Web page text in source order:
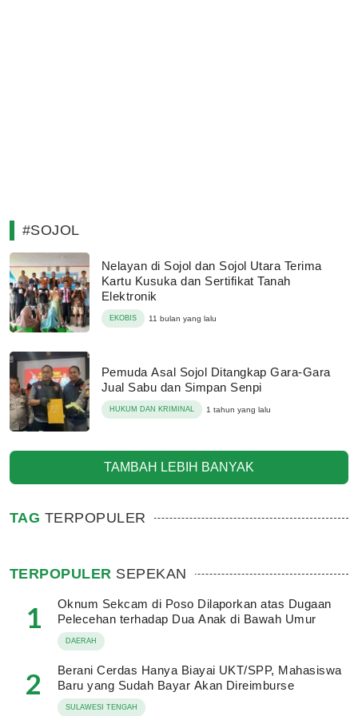
#SOJOL
Nelayan di Sojol dan Sojol Utara Terima
Kartu Kusuka dan Sertifikat Tanah
Elektronik
EKOBIS 11 bulan yang lalu
Pemuda Asal Sojol Ditangkap Gara-Gara
Jual Sabu dan Simpan Senpi
HUKUM DAN KRIMINAL 1 tahun yang lalu
TAMBAH LEBIH BANYAK
TAG TERPOPULER
TERPOPULER SEPEKAN
1
Oknum Sekcam di Poso Dilaporkan atas Dugaan
Pelecehan terhadap Dua Anak di Bawah Umur
DAERAH
2
Berani Cerdas Hanya Biayai UKT/SPP, Mahasiswa
Baru yang Sudah Bayar Akan Direimburse
SULAWESI TENGAH